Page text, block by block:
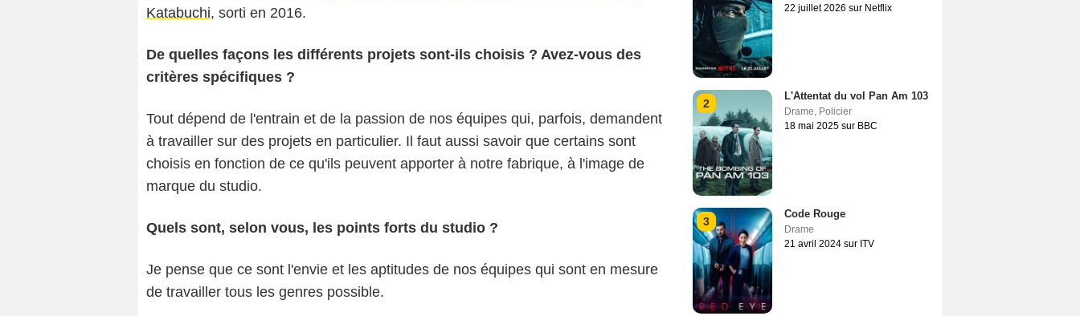
Katabuchi, sorti en 2016.
De quelles façons les différents projets sont-ils choisis ? Avez-vous des
critères spécifiques ?
Tout dépend de l'entrain et de la passion de nos équipes qui, parfois, demandent
à travailler sur des projets en particulier. Il faut aussi savoir que certains sont
choisis en fonction de ce qu'ils peuvent apporter à notre fabrique, à l'image de
marque du studio.
Quels sont, selon vous, les points forts du studio ?
Je pense que ce sont l'envie et les aptitudes de nos équipes qui sont en mesure
de travailler tous les genres possible.
22 juillet 2026 sur Netflix
2
L'Attentat du vol Pan Am 103
Drame Policier
18 mai 2025 sur BBC
3
Code Rouge
Drame
21 avril 2024 sur ITV